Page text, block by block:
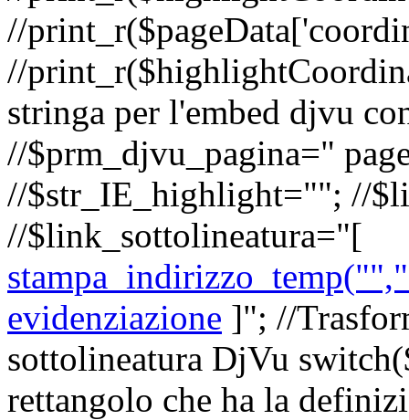
//
//
stringa per l'embed djvu
//$prm_djvu_pagina="
//$str_IE_highlight=""; //
//$link_sottolineatura="[
evidenziazione ]"; //
sottolineatura DjVu
rettangolo che ha la